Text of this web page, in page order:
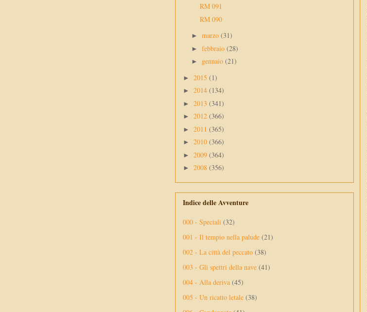
RM 091
RM 090
► marzo (31)
► febbraio (28)
► gennaio (21)
► 2015 (1)
► 2014 (134)
► 2013 (341)
► 2012 (366)
► 2011 (365)
► 2010 (366)
► 2009 (364)
► 2008 (356)
Indice delle Avventure
000 - Speciali (32)
001 - Il tempio nella palude (21)
002 - La città del peccato (38)
003 - Gli spettri della nave (41)
004 - Alla deriva (45)
005 - Un ricatto letale (38)